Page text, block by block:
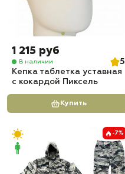
1 215 руб
В наличии
5
Кепка таблетка уставная
с кокардой Пиксель
Купить
-7%